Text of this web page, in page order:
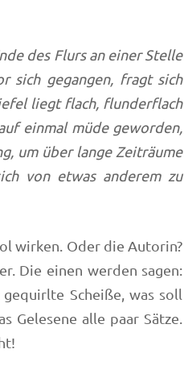
des Flurs an einer Stelle
sich gegangen, fragt sich
liegt flach, flunderflach
einmal müde geworden,
um über lange Zeiträume
von etwas anderem zu
wirken. Oder die Autorin?
Die einen werden sagen:
Scheiße, was soll
Gelesene alle paar Sätze.